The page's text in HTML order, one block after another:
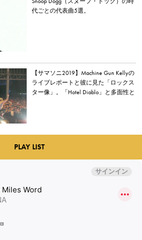
代ごとの代表曲5選。
【サマソニ2019】Machine Gun Kellyの
ライブレポートと彼に見た「ロックス
ター像」。「Hotel Diablo」と多面性と
PLAY LIST